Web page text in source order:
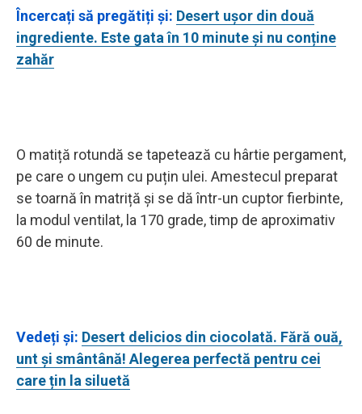
Încercați să pregătiți și: Desert ușor din două
ingrediente. Este gata în 10 minute și nu conține
zahăr
O matiță rotundă se tapetează cu hârtie pergament,
pe care o ungem cu puțin ulei. Amestecul preparat
se toarnă în matriță și se dă într-un cuptor fierbinte,
la modul ventilat, la 170 grade, timp de aproximativ
60 de minute.
Vedeți și: Desert delicios din ciocolată. Fără ouă,
unt și smântână! Alegerea perfectă pentru cei
care țin la siluetă